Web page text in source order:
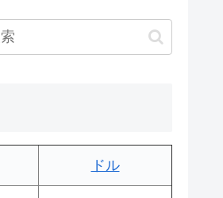
ドル